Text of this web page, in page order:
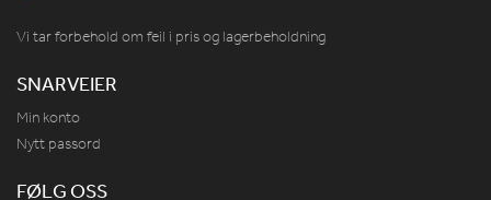
Vi tar forbehold om feil i pris og lagerbeholdning
SNARVEIER
Min konto
Nytt passord
FØLG OSS